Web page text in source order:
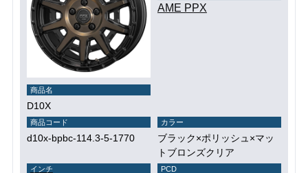
AME PPX
商品名
D10X
商品コード
d10x-bpbc-114.3-5-1770
カラー
ブラック×ポリッシュ×マッ
トブロンズクリア
インチ PCD